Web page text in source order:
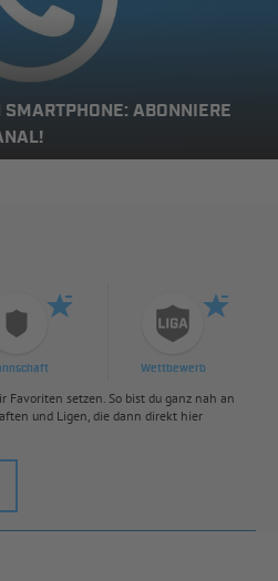
ABONNIERE
Wettbewerb
Favoriten setzen. So bist du ganz nah an
und Ligen, die dann direkt hier